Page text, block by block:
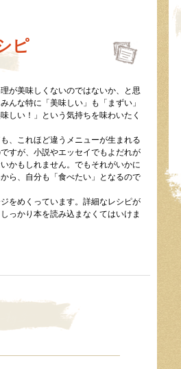
ピ
が美味しくないのではないか、と思
んな特に「美味しい」も「まずい」
しい！」という気持ちを味わいたく
、これほど違うメニューが生まれる
すが、小説やエッセイでもよだれが
かもしれません。でもそれがいかに
ら、自分も「食べたい」となるので
をめくっています。詳細なレシピが
っかり本を読み込まなくてはいけま